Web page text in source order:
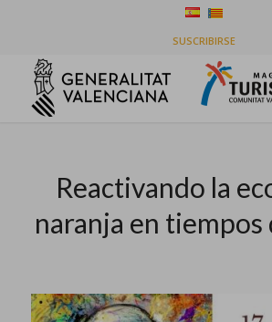
SUSCRIBIRSE
Reactivando la economía naranja en tiempos
Reactivando la
naranja en tiempos